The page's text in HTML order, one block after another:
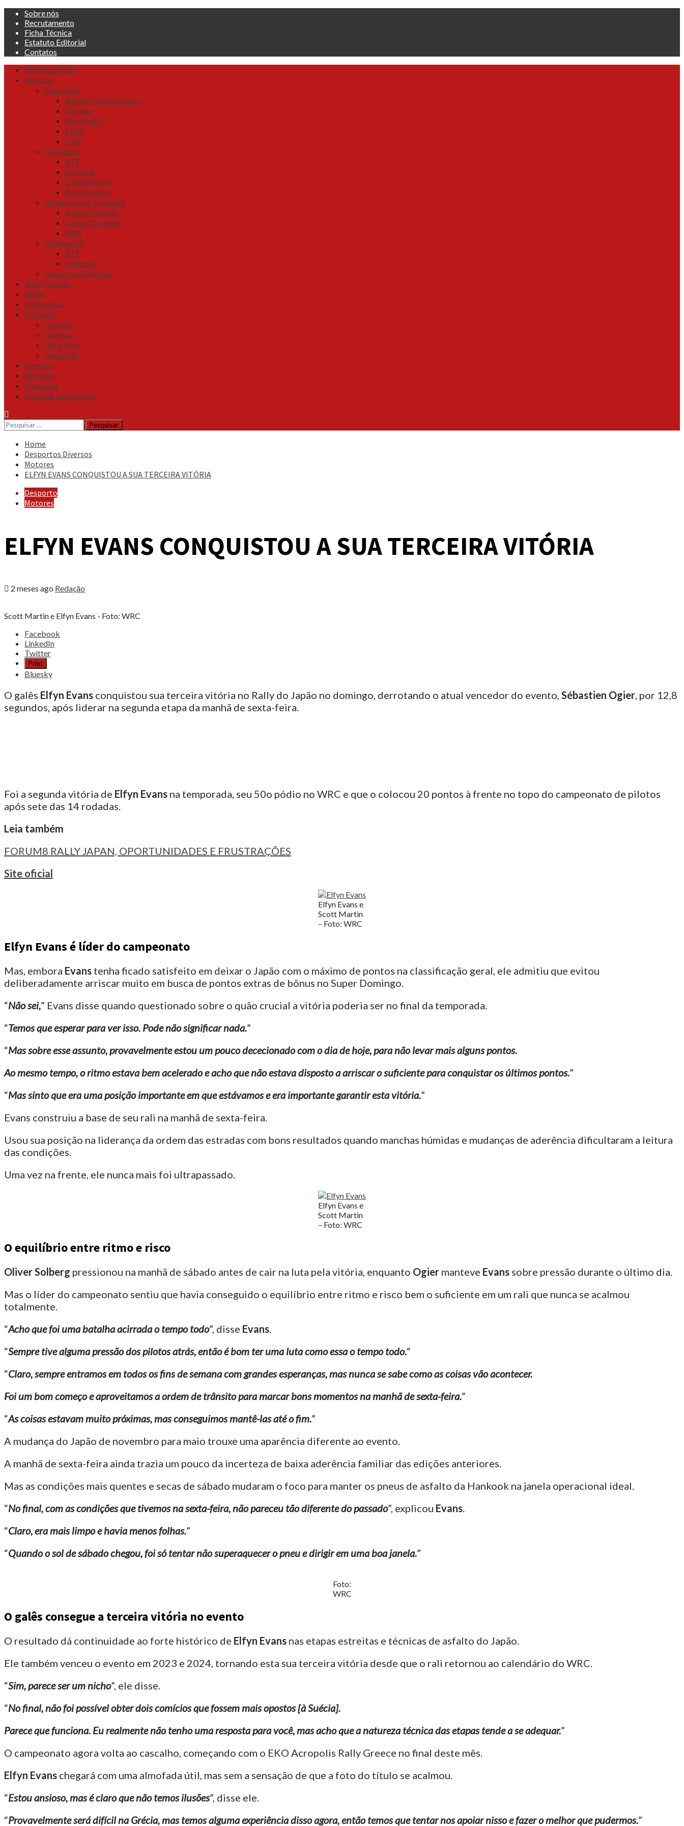
Skip
content
Sobre nós
Recrutamento
Ficha Técnica
Estatuto Editorial
Contatos
Primary
Menu
OPraticante.pt
Noticias
Atletismo
Biatle/Triatlo/Duatlo
Estrada
Paratriatlo
Pista
Trail
Bicicletas
BTT
Ciclismo
Cicloturismo
Paraciclismo
Desportos de Combate
Defesa Pessoal
Lutas Olímpicas
MMA
Orientação
BTT
Pedestre
Desportos Diversos
Alimentação
Saúde
Entrevistas
Produtos
Calçado
Diversos
High Tech
Vestuário
Eventos
Revistas
Empresas
Fotos da sua Corrida
Pesquisar
por:
Home
Desportos Diversos
Motores
ELFYN EVANS CONQUISTOU A SUA TERCEIRA VITÓRIA
Desporto
Motores
ELFYN EVANS CONQUISTOU A SUA TERCEIRA VITÓRIA
2 meses ago Redação
Scott Martin e Elfyn Evans - Foto: WRC
Share
post
"ELFYN
EVANS
CONQUISTOU
A
SUA
TERCEIRA
Facebook
LinkedIn
Twitter
Print
Bluesky
O galês Elfyn Evans conquistou sua terceira vitória no Rally do Japão no domingo, derrotando o atual vencedor do evento, Sébastien Ogier, por 12,8
segundos, após liderar na segunda etapa da manhã de sexta-feira.
Foi a segunda vitória de Elfyn Evans na temporada, seu 50o pódio no WRC e que o colocou 20 pontos à frente no topo do campeonato de pilotos
após sete das 14 rodadas.
Leia também
FORUM8 RALLY JAPAN, OPORTUNIDADES E FRUSTRAÇÕES
Site oficial
Elfyn Evans e
Scott Martin
– Foto: WRC
Elfyn Evans é líder do campeonato
Mas, embora Evans tenha ficado satisfeito em deixar o Japão com o máximo de pontos na classificação geral, ele admitiu que evitou
deliberadamente arriscar muito em busca de pontos extras de bônus no Super Domingo.
“Não sei,” Evans disse quando questionado sobre o quão crucial a vitória poderia ser no final da temporada.
“Temos que esperar para ver isso. Pode não significar nada.”
“Mas sobre esse assunto, provavelmente estou um pouco dececionado com o dia de hoje, para não levar mais alguns pontos.
Ao mesmo tempo, o ritmo estava bem acelerado e acho que não estava disposto a arriscar o suficiente para conquistar os últimos pontos.”
“Mas sinto que era uma posição importante em que estávamos e era importante garantir esta vitória.”
Evans construiu a base de seu rali na manhã de sexta-feira.
Usou sua posição na liderança da ordem das estradas com bons resultados quando manchas húmidas e mudanças de aderência dificultaram a leitura
das condições.
Uma vez na frente, ele nunca mais foi ultrapassado.
Elfyn Evans e
Scott Martin
– Foto: WRC
O equilíbrio entre ritmo e risco
Oliver Solberg pressionou na manhã de sábado antes de cair na luta pela vitória, enquanto Ogier manteve Evans sobre pressão durante o último dia.
Mas o líder do campeonato sentiu que havia conseguido o equilíbrio entre ritmo e risco bem o suficiente em um rali que nunca se acalmou
totalmente.
“Acho que foi uma batalha acirrada o tempo todo”, disse Evans.
“Sempre tive alguma pressão dos pilotos atrás, então é bom ter uma luta como essa o tempo todo.“
“Claro, sempre entramos em todos os fins de semana com grandes esperanças, mas nunca se sabe como as coisas vão acontecer.
Foi um bom começo e aproveitamos a ordem de trânsito para marcar bons momentos na manhã de sexta-feira.”
“As coisas estavam muito próximas, mas conseguimos mantê-las até o fim.”
A mudança do Japão de novembro para maio trouxe uma aparência diferente ao evento.
A manhã de sexta-feira ainda trazia um pouco da incerteza de baixa aderência familiar das edições anteriores.
Mas as condições mais quentes e secas de sábado mudaram o foco para manter os pneus de asfalto da Hankook na janela operacional ideal.
“No final, com as condições que tivemos na sexta-feira, não pareceu tão diferente do passado”, explicou Evans.
“Claro, era mais limpo e havia menos folhas.”
“Quando o sol de sábado chegou, foi só tentar não superaquecer o pneu e dirigir em uma boa janela.”
Foto:
WRC
O galês consegue a terceira vitória no evento
O resultado dá continuidade ao forte histórico de Elfyn Evans nas etapas estreitas e técnicas de asfalto do Japão.
Ele também venceu o evento em 2023 e 2024, tornando esta sua terceira vitória desde que o rali retornou ao calendário do WRC.
“Sim, parece ser um nicho”, ele disse.
“No final, não foi possível obter dois comícios que fossem mais opostos [à Suécia].
Parece que funciona. Eu realmente não tenho uma resposta para você, mas acho que a natureza técnica das etapas tende a se adequar.”
O campeonato agora volta ao cascalho, começando com o EKO Acropolis Rally Greece no final deste mês.
Elfyn Evans chegará com uma almofada útil, mas sem a sensação de que a foto do título se acalmou.
“Estou ansioso, mas é claro que não temos ilusões”, disse ele.
“Provavelmente será difícil na Grécia, mas temos alguma experiência disso agora, então temos que tentar nos apoiar nisso e fazer o melhor que pudermos.”